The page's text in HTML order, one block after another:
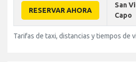
RESERVAR AHORA
San
Capo
Tarifas de taxi, distancias y tiempos de